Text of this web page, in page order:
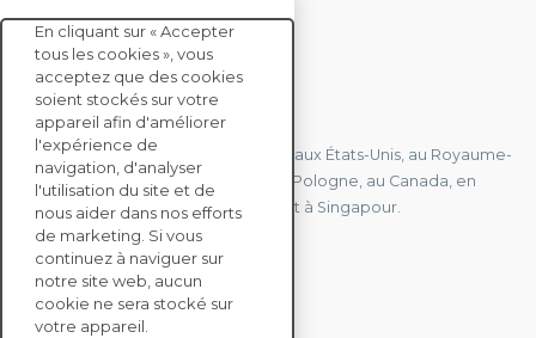
CONTACTEZ-NOUS
Nous avons des bureaux en France, aux États-Unis, au Royaume-
Uni, à Hong Kong, à l'île Maurice, en Pologne, au Canada, en
Allemagne, au Japon, en Espagne et à Singapour.
CONTACTEZ-NOUS
En cliquant sur « Accepter
tous les cookies », vous
acceptez que des cookies
soient stockés sur votre
appareil afin d'améliorer
l'expérience de
navigation, d'analyser
l'utilisation du site et de
nous aider dans nos efforts
de marketing. Si vous
continuez à naviguer sur
notre site web, aucun
cookie ne sera stocké sur
votre appareil.